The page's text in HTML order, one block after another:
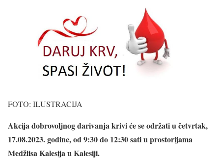
FOTO: ILUSTRACIJA
Akcija dobrovoljnog darivanja krivi će se održati u četvrtak,
17.08.2023. godine, od 9:30 do 12:30 sati u prostorijama
Medžlisa Kalesija u Kalesiji.